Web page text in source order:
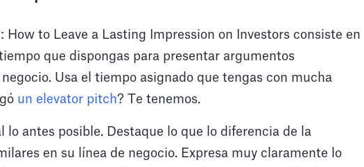
How to Leave a Lasting Impression on Investors consiste en
que dispongas para presentar argumentos
Usa el tiempo asignado que tengas con mucha
un elevator pitch? Te tenemos.
lo antes posible. Destaque lo que lo diferencia de la
en su línea de negocio. Expresa muy claramente lo